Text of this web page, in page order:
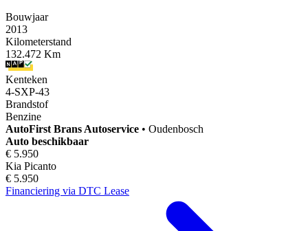
Bouwjaar
2013
Kilometerstand
132.472 Km
Kenteken
4-SXP-43
Brandstof
Benzine
AutoFirst Brans Autoservice • Oudenbosch
Auto beschikbaar
€ 5.950
Kia Picanto
€ 5.950
Financiering via DTC Lease